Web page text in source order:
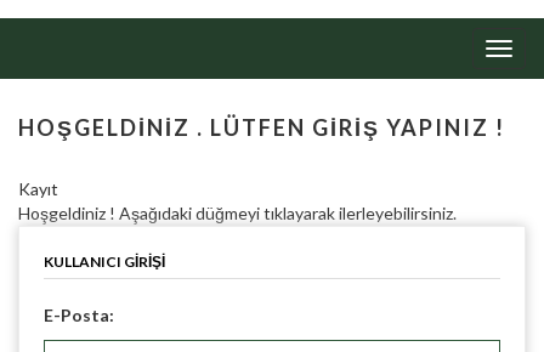
HOŞGELDINIZ . LÜTFEN GIRIŞ YAPINIZ !
Kayıt
Hoşgeldiniz ! Aşağıdaki düğmeyi tıklayarak ilerleyebilirsiniz.
KULLANICI GIRIŞI
E-Posta: